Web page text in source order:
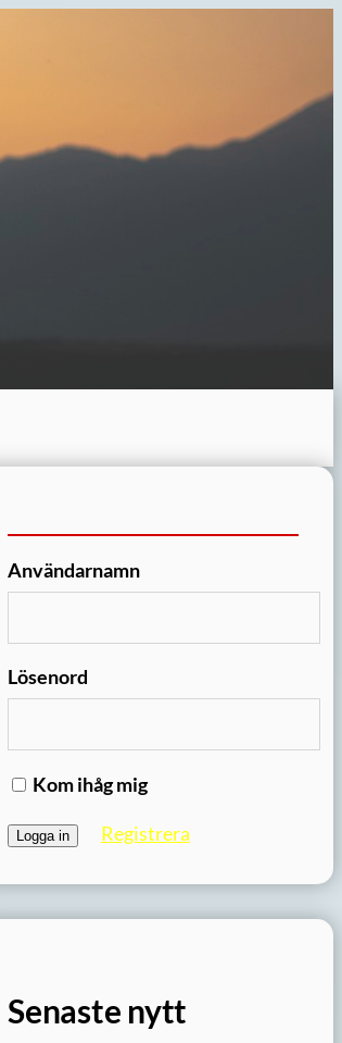
Användarnamn
Lösenord
Kom ihåg mig
Registrera
Senaste nytt